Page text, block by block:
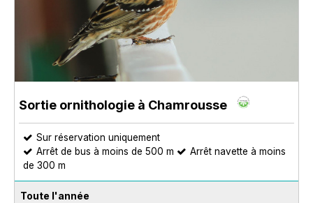
Sortie ornithologie à Chamrousse
Sur réservation uniquement
Arrêt de bus à moins de 500 m
Arrêt navette à moins
de 300 m
Toute l'année